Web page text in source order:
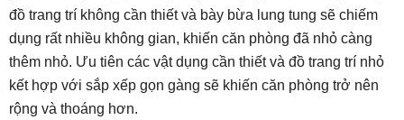
đồ trang trí không cần thiết và bày bừa lung tung sẽ chiếm
dụng rất nhiều không gian, khiến căn phòng đã nhỏ càng
thêm nhỏ. Ưu tiên các vật dụng cần thiết và đồ trang trí nhỏ
kết hợp với sắp xếp gọn gàng sẽ khiến căn phòng trở nên
rộng và thoáng hơn.